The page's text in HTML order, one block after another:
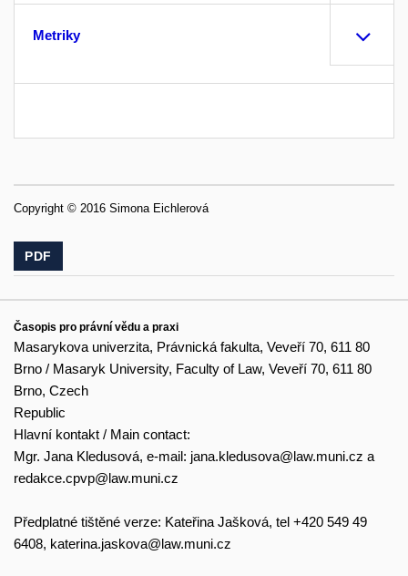
Metriky
Copyright © 2016 Simona Eichlerová
PDF
Časopis pro právní vědu a praxi
Masarykova univerzita, Právnická fakulta, Veveří 70, 611 80
Brno / Masaryk University, Faculty of Law, Veveří 70, 611 80
Brno, Czech
Republic
Hlavní kontakt / Main contact:
Mgr. Jana Kledusová, e-mail: jana.kledusova@law.muni.cz a
redakce.cpvp@law.muni.cz
Předplatné tištěné verze: Kateřina Jašková, tel +420 549 49
6408, katerina.jaskova@law.muni.cz